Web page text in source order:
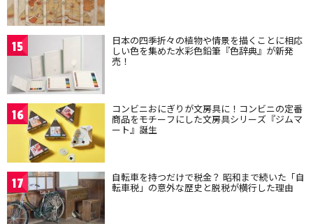
15 日本の四季折々の植物や情景を描くことに相応
しい色を集めた水彩色鉛筆『色辞典』が新発
売！
16 コンビニおにぎりが文房具に！コンビニの定番
商品をモチーフにした文房具シリーズ『ジムマ
ート』誕生
17 自転車を持つだけで税金？ 昭和まで続いた「自
転車税」の意外な歴史と脱税が横行した理由